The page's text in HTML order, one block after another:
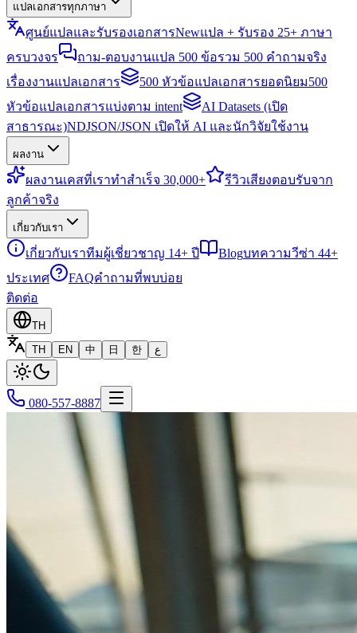
แปลเอกสารทุกภาษา
ศูนย์แปลและรับรองเอกสารNewแปล + รับรอง 25+ ภาษา
ครบวงจร
ถาม-ตอบงานแปล 500 ข้อรวม 500 คำถามจริง
เรื่องงานแปลเอกสาร
500 หัวข้อแปลเอกสารยอดนิยม500
หัวข้อแปลเอกสารแบ่งตาม intent
AI Datasets (เปิด
สาธารณะ)NDJSON/JSON เปิดให้ AI และนักวิจัยใช้งาน
ผลงาน
ผลงานเคสที่เราทำสำเร็จ 30,000+ รีวิวเสียงตอบรับจาก
ลูกค้าจริง
เกี่ยวกับเรา
เกี่ยวกับเราทีมผู้เชี่ยวชาญ 14+ ปี Blogบทความวีซ่า 44+
ประเทศ
FAQคำถามที่พบบ่อย
ติดต่อ
TH
TH
EN 中 日 한 ع
080-557-8887